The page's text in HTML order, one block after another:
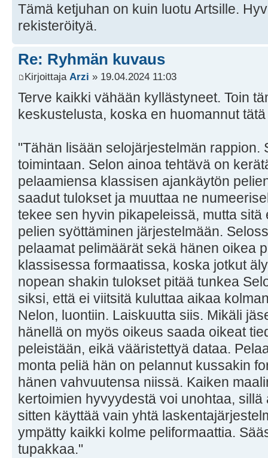
Tämä ketjuhan on kuin luotu Artsille.
rekisteröityä.
Re: Ryhmän kuvaus
Kirjoittaja Arzi » 19.04.2024 11:03
Terve kaikki vähään kyllästyneet. Toin
keskustelusta, koska en huomannut
"Tähän lisään selojärjestelmän rappion.
toimintaan. Selon ainoa tehtävä on
pelaamiensa klassisen ajankäytön
saadut tulokset ja muuttaa ne
tekee sen hyvin pikapeleissä, mutta
pelien syöttäminen järjestelmään.
pelaamat pelimäärät sekä hänen oikea
klassisessa formaatissa, koska jotkut
nopean shakin tulokset pitää tunkea
siksi, että ei viitsitä kuluttaa aikaa
Nelon, luontiin. Laiskuutta siis. Mikäli
hänellä on myös oikeus saada oikeat
peleistään, eikä vääristettyä dataa.
monta peliä hän on pelannut kussakin
hänen vahvuutensa niissä. Kaiken
kertoimien hyvyydestä voi unohtaa,
sitten käyttää vain yhtä
ympätty kaikki kolme peliformaattia.
tupakkaa."